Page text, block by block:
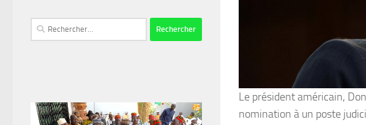
Le président américain,
nomination à un poste
Rechercher :